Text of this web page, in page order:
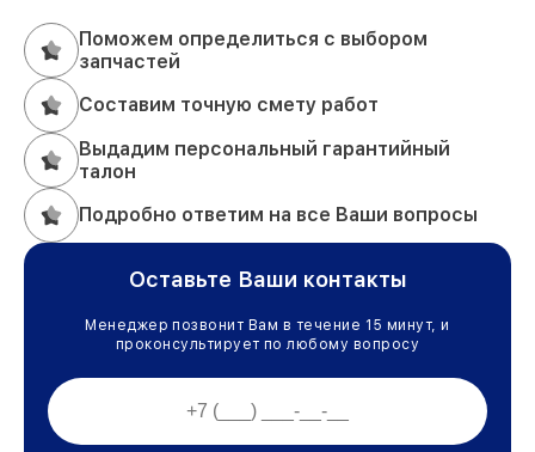
Поможем определиться с выбором
запчастей
Составим точную смету работ
Выдадим персональный гарантийный
талон
Подробно ответим на все Ваши вопросы
Оставьте Ваши контакты
Менеджер позвонит Вам в течение 15 минут, и
проконсультирует по любому вопросу